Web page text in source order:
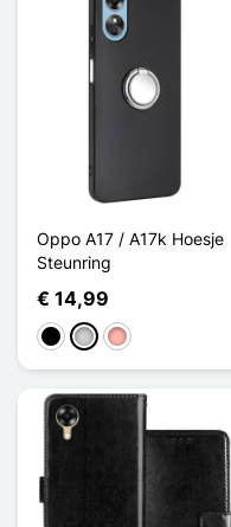
Oppo A17 / A17k Hoesje
Steunring
€ 14,99
ZwartZilverRose Goud